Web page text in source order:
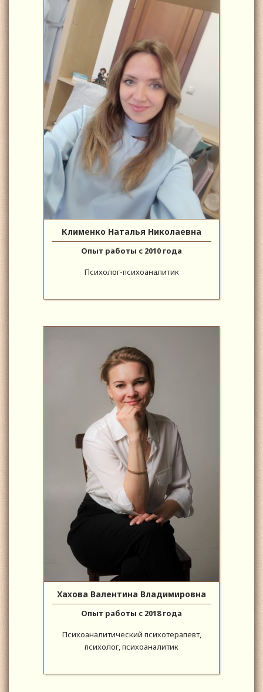
Клименко Наталья Николаевна
Опыт работы с 2010 года
Психолог-психоаналитик
Хахова Валентина Владимировна
Опыт работы с 2018 года
Психоаналитический психотерапевт,
психолог, психоаналитик